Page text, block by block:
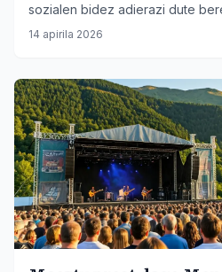
sozialen bidez adierazi dute
udalekuen alde.
14 apirila 2026